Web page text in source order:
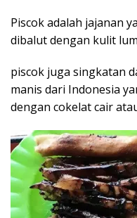
Piscok adalah jajanan
dibalut dengan kulit
piscok juga singkatan
manis dari Indonesia
dengan cokelat cair